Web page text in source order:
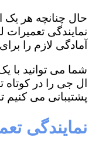
حال چنانچه هر یک
نمایندگی تعمیرات
آمادگی لازم را
شما می توانید با
ال جی را در
پشتیبانی می کنیم
نمایندگی